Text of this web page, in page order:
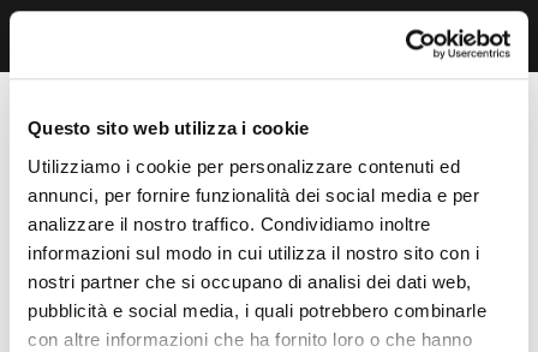
Questo sito web utilizza i cookie
Utilizziamo i cookie per personalizzare contenuti ed
annunci, per fornire funzionalità dei social media e per
analizzare il nostro traffico. Condividiamo inoltre
informazioni sul modo in cui utilizza il nostro sito con i
nostri partner che si occupano di analisi dei dati web,
pubblicità e social media, i quali potrebbero combinarle
con altre informazioni che ha fornito loro o che hanno